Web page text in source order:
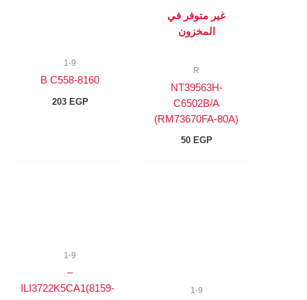
غير متوفر في
المخزون
R
NT39563H-
C6502B/A
(RM73670FA-80A)
50 EGP
1-9
8160-B C558
203 EGP
1-9
1-9
–
ILI3722K5CA1(8159-